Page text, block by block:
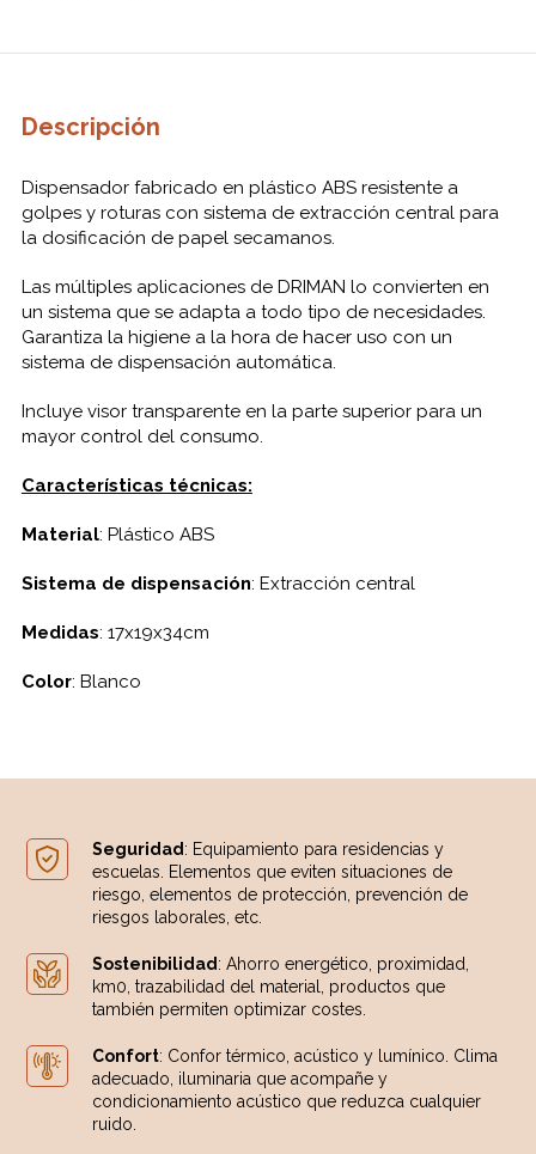
Descripción
Dispensador fabricado en plástico ABS resistente a
golpes y roturas con sistema de extracción central para
la dosificación de papel secamanos.
Las múltiples aplicaciones de DRIMAN lo convierten en
un sistema que se adapta a todo tipo de necesidades.
Garantiza la higiene a la hora de hacer uso con un
sistema de dispensación automática.
Incluye visor transparente en la parte superior para un
mayor control del consumo.
Características técnicas:
Material: Plástico ABS
Sistema de dispensación: Extracción central
Medidas: 17x19x34cm
Color: Blanco
Seguridad : Equipamiento para residencias y
escuelas. Elementos que eviten situaciones de
riesgo, elementos de protección, prevención de
riesgos laborales, etc.
Sostenibilidad : Ahorro energético, proximidad,
km0, trazabilidad del material, productos que
también permiten optimizar costes.
Confort: Confor térmico, acústico y lumínico. Clima
adecuado, iluminaria que acompañe y
condicionamiento acústico que reduzca cualquier
ruido.